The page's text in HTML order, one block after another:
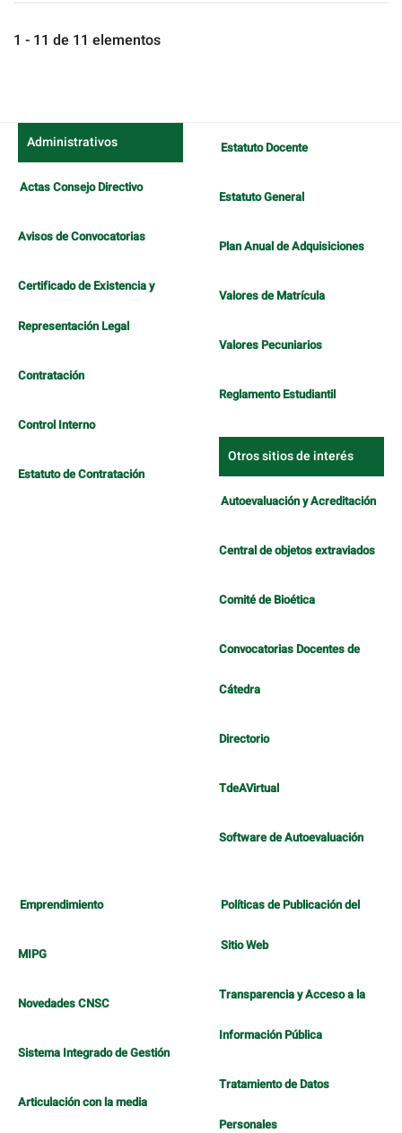
1 - 11 de 11 elementos
Administrativos
Actas Consejo Directivo
Avisos de Convocatorias
Certificado de Existencia y
Representación Legal
Contratación
Control Interno
Estatuto de Contratación
Estatuto Docente
Estatuto General
Plan Anual de Adquisiciones
Valores de Matrícula
Valores Pecuniarios
Reglamento Estudiantil
Otros sitios de interés
Autoevaluación y Acreditación
Central de objetos extraviados
Comité de Bioética
Convocatorias Docentes de
Cátedra
Directorio
TdeAVirtual
Software de Autoevaluación
Emprendimiento
MIPG
Novedades CNSC
Sistema Integrado de Gestión
Articulación con la media
Políticas de Publicación del
Sitio Web
Transparencia y Acceso a la
Información Pública
Tratamiento de Datos
Personales